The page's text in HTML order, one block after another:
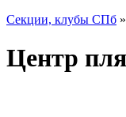
Секции, клубы СПб »
Центр